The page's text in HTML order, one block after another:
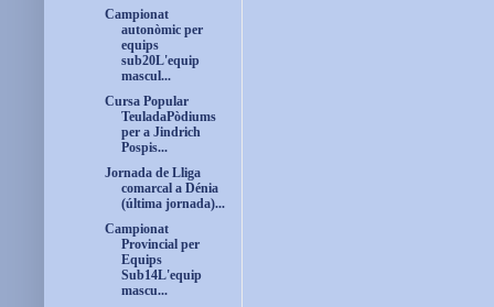
Campionat
autonòmic per
equips
sub20L'equip
mascul...
Cursa Popular
TeuladaPòdiums
per a Jindrich
Pospis...
Jornada de Lliga
comarcal a Dénia
(última jornada)...
Campionat
Provincial per
Equips
Sub14L'equip
mascu...